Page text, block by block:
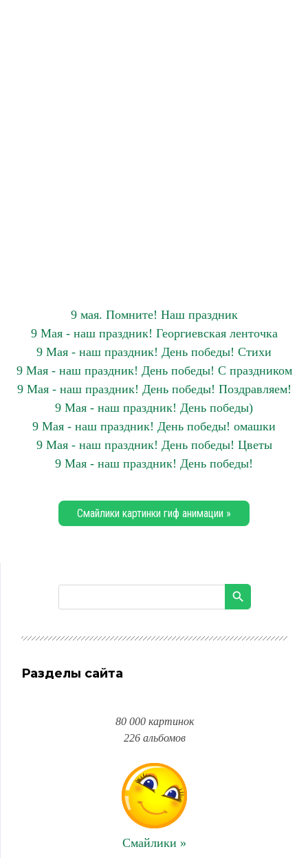
9 мая. Помните! Наш праздник
9 Мая - наш праздник! Георгиевская ленточка
9 Мая - наш праздник! День победы! Стихи
9 Мая - наш праздник! День победы! С праздником
9 Мая - наш праздник! День победы! Поздравляем!
9 Мая - наш праздник! День победы)
9 Мая - наш праздник! День победы! омашки
9 Мая - наш праздник! День победы! Цветы
9 Мая - наш праздник! День победы!
Смайлики картинки гиф анимации »
Разделы сайта
80 000 картинок
226 альбомов
Смайлики »